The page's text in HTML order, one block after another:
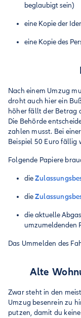
beglaubigt sein)
eine Kopie der
eine Kopie des
Nach einem Umzug
droht auch hier ein
höher fällt der Betrag
Die Behörde
zahlen musst. Bei
Beispiel 50 Euro fällig
Folgende Papiere
die
die
die aktuelle
umzumeldenden
Das Ummelden des
Alte
Zwar steht in den
Umzug besenrein zu
putzen, damit du